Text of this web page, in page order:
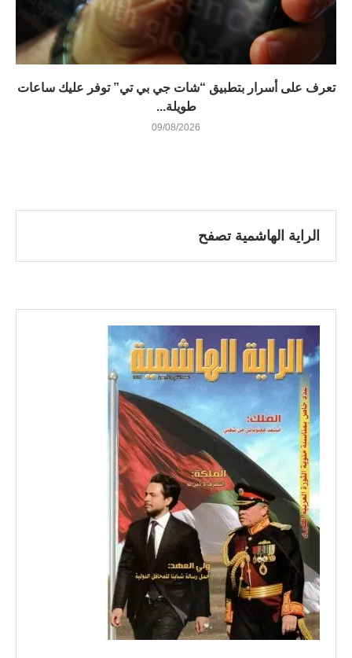
تعرف على أسرار بتطبيق “شات جي بي تي” توفر عليك ساعات
طويلة...
09/08/2026
الراية الهاشمية تصفح